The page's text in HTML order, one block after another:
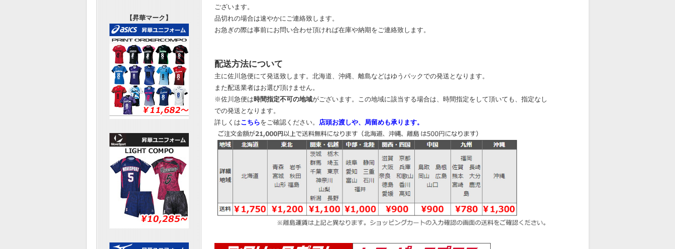
ございます。
品切れの場合は速やかにご連絡致します。
お急ぎの際は事前にお問い合わせ頂ければ在庫や納期をご連絡致します。
配送方法について
主に佐川急便にて発送致します。北海道、沖縄、離島などはゆうパックでの発送となります。
また配送業者はお選び頂けません。
※佐川急便は時間指定不可の地域がございます。この地域に該当する場合は、時間指定をして頂いても、指定なし
での発送となります。
詳しくはこちらをご確認ください。 店頭お渡しや、局留めも承ります。
【昇華マーク】